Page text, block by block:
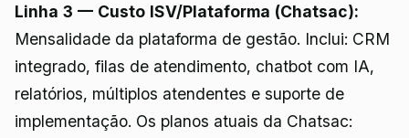
Linha 3 — Custo ISV/Plataforma (Chatsac):
Mensalidade da plataforma de gestão. Inclui: CRM
integrado, filas de atendimento, chatbot com IA,
relatórios, múltiplos atendentes e suporte de
implementação. Os planos atuais da Chatsac: